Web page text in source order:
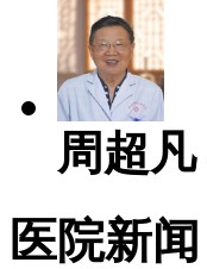
周超凡
医院新闻